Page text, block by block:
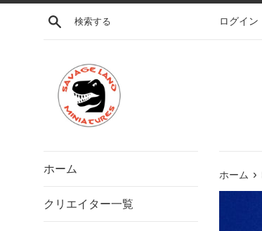
コ
検索する ログイン
ホーム
クリエイター一覧
ホーム ›